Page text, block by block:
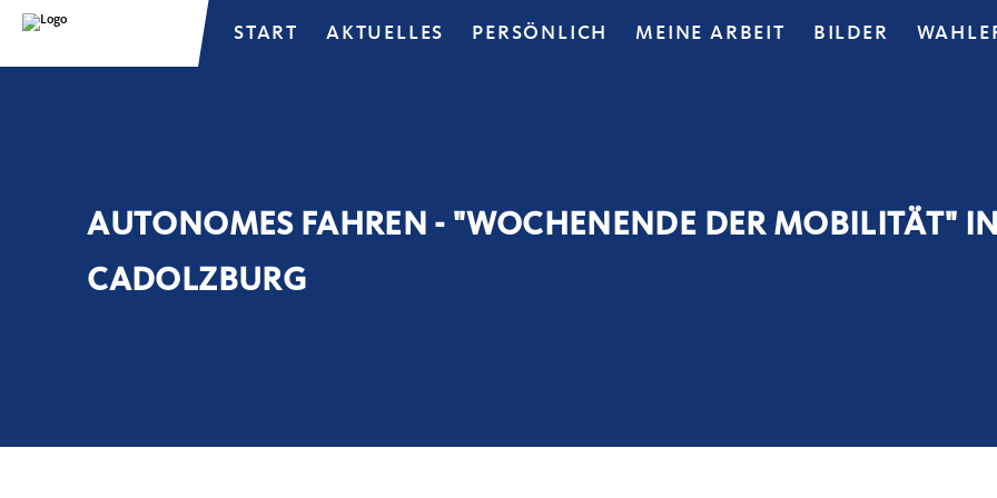
START AKTUELLES PERSÖNLICH MEINE ARBEIT BILDER
AUTONOMES FAHREN - "WOCHENENDE DER MOBILITÄT" IN
CADOLZBURG